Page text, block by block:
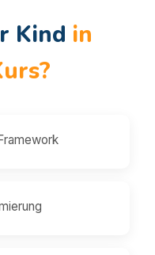
Kind in